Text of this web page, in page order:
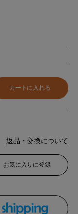
-
-
-
返品・交換について
お気に入りに登録